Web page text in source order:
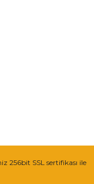
256bit SSL sertifikası ile